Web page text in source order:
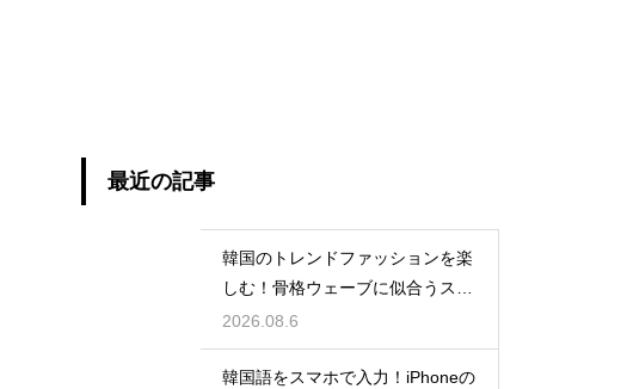
最近の記事
韓国のトレンドファッションを楽
しむ！骨格ウェーブに似合うスタ
イルの特徴
2026.08.6
韓国語をスマホで入力！iPhoneの